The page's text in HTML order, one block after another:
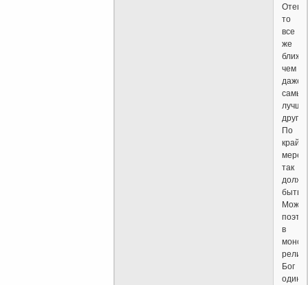
Отец
то
все
же
ближе,
чем
даже
самый
друг.
По
мере,
так
быть.
Может
в
Бог
один?